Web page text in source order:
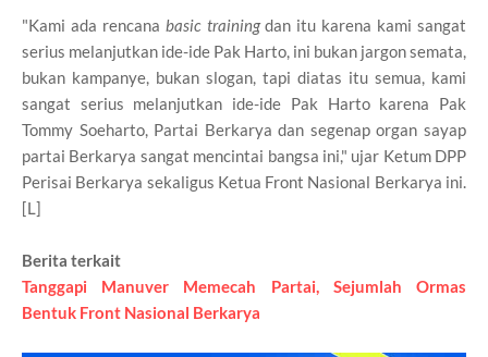
"Kami ada rencana basic trainingdan itu karena kami sangat
serius melanjutkan ide-ide Pak Harto, ini bukan jargon semata,
bukan kampanye, bukan slogan, tapi diatas itu semua, kami
sangat serius melanjutkan ide-ide Pak Harto karena Pak
Tommy Soeharto, Partai Berkarya dan segenap organ sayap
partai Berkarya sangat mencintai bangsa ini," ujar Ketum DPP
Perisai Berkarya sekaligus Ketua Front Nasional Berkarya ini.
[L]
Berita terkait
Tanggapi Manuver Memecah Partai, Sejumlah Ormas
Bentuk Front Nasional Berkarya